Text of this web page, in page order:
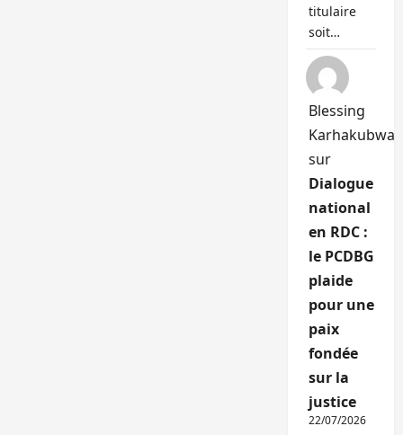
titulaire
soit…
Blessing
Karhakubwa
sur
Dialogue
national
en RDC :
le PCDBG
plaide
pour une
paix
fondée
sur la
justice
22/07/2026